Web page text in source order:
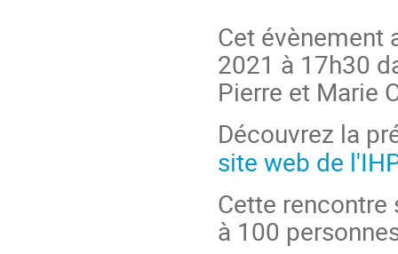
Cet évènement
2021 à 17h30
Pierre et Marie
Découvrez la
site web de
Cette
à 100